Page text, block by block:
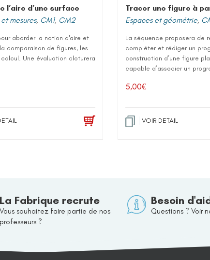
l’aire d’une surface
mesures, CM1, CM2
aborder la notion d'aire et
comparaison de figures, les
Une évaluation cloturera
Espaces et géométrie,
La séquence proposera de
compléter et rédiger un
construction d’une figure
capable d’associer un
5,00€
VOIR DETAIL
La Fabrique recrute
Vous souhaitez faire partie de nos
professeurs ?
Besoin
Questions ? Voir